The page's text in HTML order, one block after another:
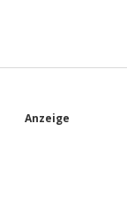
S
Anzeige